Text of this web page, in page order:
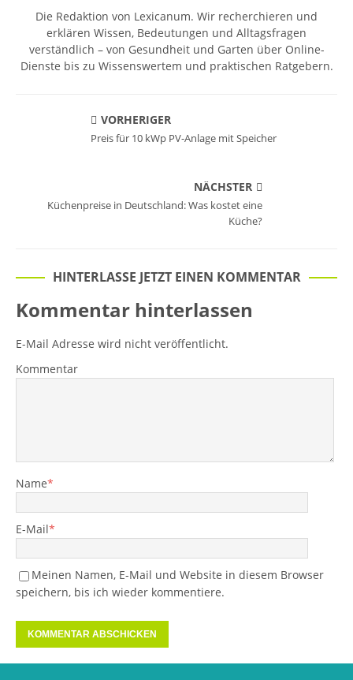
Die Redaktion von Lexicanum. Wir recherchieren und
erklären Wissen, Bedeutungen und Alltagsfragen
verständlich – von Gesundheit und Garten über Online-
Dienste bis zu Wissenswertem und praktischen Ratgebern.
VORHERIGER
Preis für 10 kWp PV-Anlage mit Speicher
NÄCHSTER
Küchenpreise in Deutschland: Was kostet eine
Küche?
HINTERLASSE JETZT EINEN KOMMENTAR
Kommentar hinterlassen
E-Mail Adresse wird nicht veröffentlicht.
Kommentar
Name*
E-Mail*
Meinen Namen, E-Mail und Website in diesem Browser
speichern, bis ich wieder kommentiere.